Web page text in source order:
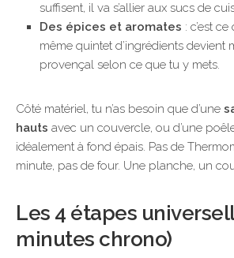
suffisent, il va s’allier aux sucs de
Des épices et aromates : c’est
même quintet d’ingrédients devient
provençal selon ce que tu y mets.
Côté matériel, tu n’as besoin que d’une
hauts avec un couvercle, ou d’une
idéalement à fond épais. Pas de
minute, pas de four. Une planche, un
Les 4 étapes
minutes chrono)